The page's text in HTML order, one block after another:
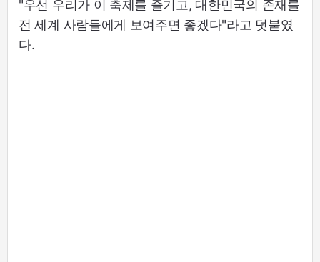
"우선 우리가 이 축제를 즐기고, 대한민국의 존재를
전 세계 사람들에게 보여주면 좋겠다"라고 덧붙였
다.